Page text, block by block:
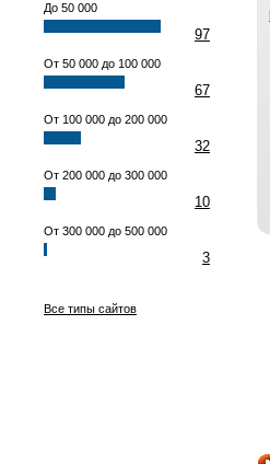
До 50 000
97
От 50 000 до 100 000
67
От 100 000 до 200 000
32
От 200 000 до 300 000
10
От 300 000 до 500 000
3
Все типы сайтов